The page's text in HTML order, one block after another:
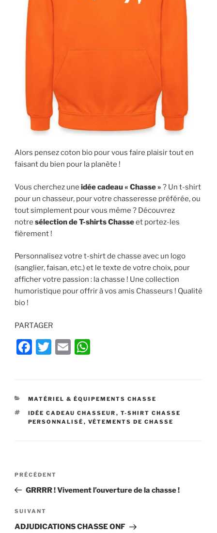
Alors pensez coton bio pour vous faire plaisir tout en
faisant du bien pour la planète !
Vous cherchez une idée cadeau « Chasse » ? Un t-shirt
pour un chasseur, pour votre chasseresse préférée, ou
tout simplement pour vous même ? Découvrez
notre sélection de T-shirts Chasseet portez-les
fièrement !
Personnalisez votre t-shirt de chasse avec un logo
(sanglier, faisan, etc.) et le texte de votre choix, pour
afficher votre passion : la chasse ! Une collection
humoristique pour offrir à vos amis Chasseurs ! Qualité
bio !
PARTAGER
F
e
b
o
T
er
E
l
s
A
p
CATÉGORIES
MATÉRIEL & ÉQUIPEMENTS CHASSE
ÉTIQUETTES
IDÉE CADEAU CHASSEUR , T-SHIRT CHASSE
PERSONNALISÉ , VÊTEMENTS DE CHASSE
Navigation
l’article
Article
précédent
PRÉCÉDENT
GRRRR ! Vivement l’ouverture de la chasse !
Article
suivant
SUIVANT
ADJUDICATIONS CHASSE ONF